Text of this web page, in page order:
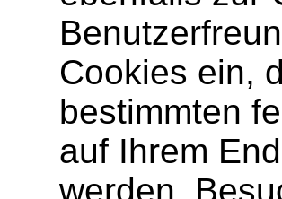
Cookies ein,
bestimmten
auf Ihrem
werden.